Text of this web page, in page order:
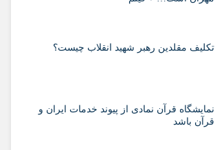
تکلیف مقلدین رهبر شهید انقلاب چیست؟
نمایشگاه قرآن نمادی از پیوند خدمات ایران و
قرآن باشد